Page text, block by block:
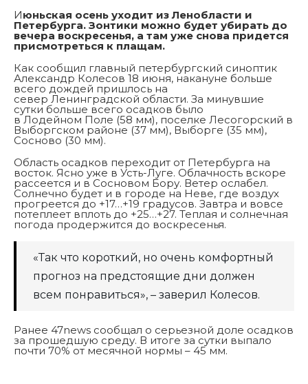
Июньская осень уходит из Ленобласти и
Петербурга. Зонтики можно будет убирать до
вечера воскресенья, а там уже снова придется
присмотреться к плащам.
Как сообщил главный петербургский синоптик
Александр Колесов 18 июня, накануне больше
всего дождей пришлось на
север Ленинградской области. За минувшие
сутки больше всего осадков было
в Лодейном Поле (58 мм), поселке Лесогорский в
Выборгском районе (37 мм), Выборге (35 мм),
Сосново (30 мм).
Область осадков переходит от Петербурга на
восток. Ясно уже в Усть-Луге. Облачность вскоре
рассеется и в Сосновом Бору. Ветер ослабел.
Солнечно будет и в городе на Неве, где воздух
прогреется до +17…+19 градусов. Завтра и вовсе
потеплеет вплоть до +25…+27. Теплая и солнечная
погода продержится до воскресенья.
«Так что короткий, но очень комфортный
прогноз на предстоящие дни должен
всем понравиться», – заверил Колесов.
Ранее 47news сообщал о серьезной доле осадков
за прошедшую среду. В итоге за сутки выпало
почти 70% от месячной нормы – 45 мм.